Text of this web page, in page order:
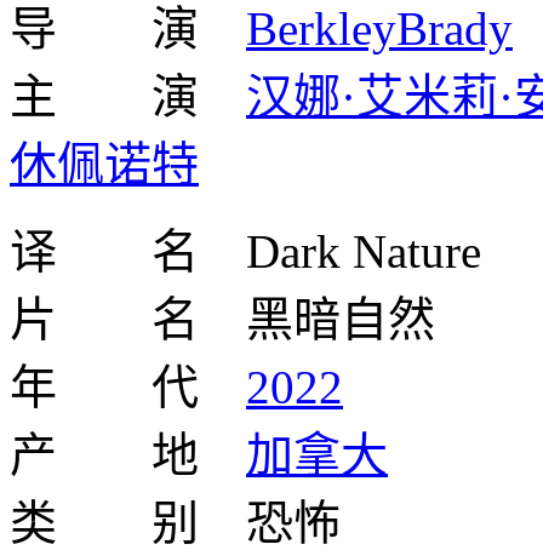
导 演 BerkleyBrady
主 演 汉娜·艾米莉·
休佩诺特
译 名 Dark Nature
片 名 黑暗自然
年 代 2022
产 地 加拿大
类 别 恐怖